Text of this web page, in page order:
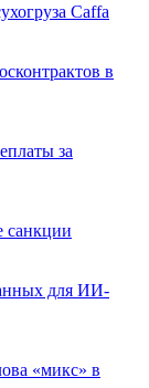
Caffa
в
за
санкции
для ИИ-
«микс» в